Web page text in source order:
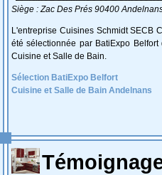
Siège : Zac Des Prés 90400
L'entreprise Cuisines Schmidt SECB
été sélectionnée par BatiExpo Belfort
Cuisine et Salle de Bain.
Sélection BatiExpo Belfort
Cuisine et Salle de Bain Andelnans